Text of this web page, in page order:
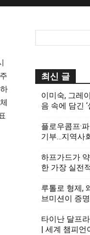
최신 글
이미숙, 그레
음 속에 담긴
플로우콤프·
기부…지역사
하프가드가
한 가장 실전
루톨로 형제,
브미션이 증
타이난 달프
| 세계 챔피